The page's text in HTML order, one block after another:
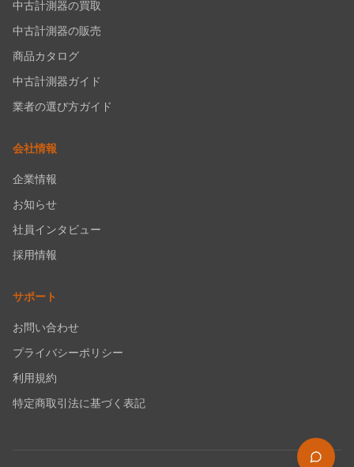
中古計測器の買取
中古計測器の販売
商品カタログ
中古計測器ガイド
業者の選び方ガイド
会社情報
企業情報
お知らせ
社員インタビュー
採用情報
サポート
お問い合わせ
プライバシーポリシー
利用規約
特定商取引法に基づく表記